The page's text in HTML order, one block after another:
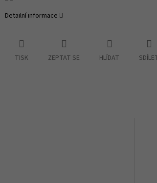
Detailní informace
TISK ZEPTAT SE HLÍDAT